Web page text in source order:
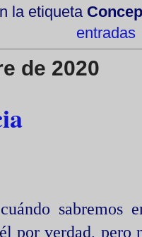
la etiqueta
entradas
de 2020
sabremos
por verdad, pero